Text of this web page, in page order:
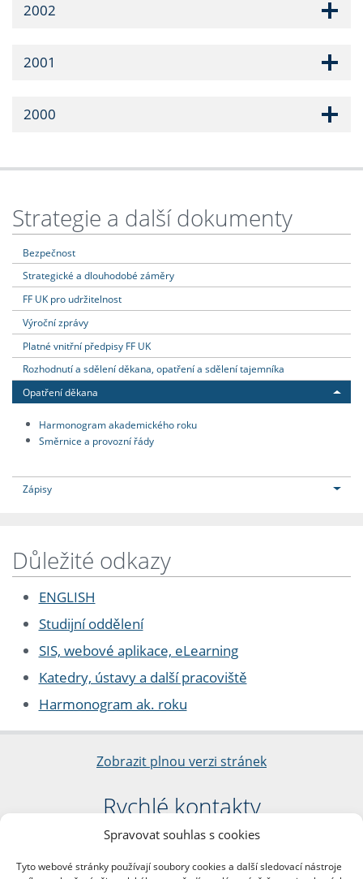
Spravovat souhlas s cookies
Tyto webové stránky používají soubory cookies a další sledovací nástroje
2002
2001
2000
Strategie a další dokumenty
Bezpečnost
Strategické a dlouhodobé záměry
FF UK pro udržitelnost
Výroční zprávy
Platné vnitřní předpisy FF UK
Rozhodnutí a sdělení děkana, opatření a sdělení tajemníka
Opatření děkana
Harmonogram akademického roku
Směrnice a provozní řády
Zápisy
Důležité odkazy
ENGLISH
Studijní oddělení
SIS, webové aplikace, eLearning
Katedry, ústavy a další pracoviště
Harmonogram ak. roku
Zobrazit plnou verzi stránek
Rychlé kontakty
Filozofická fakulta
nám. Jana Palacha 1/2